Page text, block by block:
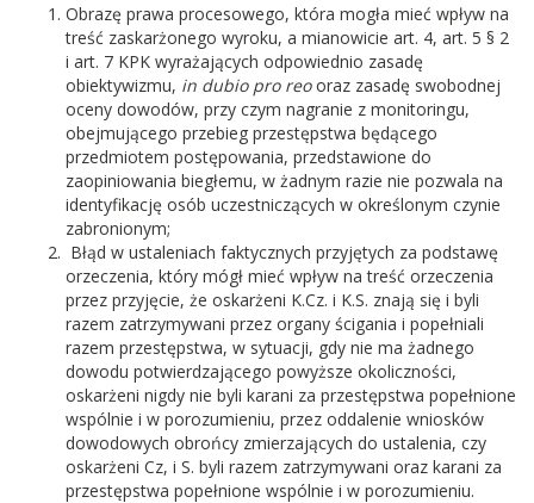
Obrazę prawa procesowego, która mogła mieć wpływ na
treść zaskarżonego wyroku, a mianowicie art. 4, art. 5 § 2
i art. 7 KPK wyrażających odpowiednio zasadę
obiektywizmu, in dubio pro reooraz zasadę swobodnej
oceny dowodów, przy czym nagranie z monitoringu,
obejmującego przebieg przestępstwa będącego
przedmiotem postępowania, przedstawione do
zaopiniowania biegłemu, w żadnym razie nie pozwala na
identyfikację osób uczestniczących w określonym czynie
zabronionym;
Błąd w ustaleniach faktycznych przyjętych za podstawę
orzeczenia, który mógł mieć wpływ na treść orzeczenia
przez przyjęcie, że oskarżeni K.Cz. i K.S. znają się i byli
razem zatrzymywani przez organy ścigania i popełniali
razem przestępstwa, w sytuacji, gdy nie ma żadnego
dowodu potwierdzającego powyższe okoliczności,
oskarżeni nigdy nie byli karani za przestępstwa popełnione
wspólnie i w porozumieniu, przez oddalenie wniosków
dowodowych obrońcy zmierzających do ustalenia, czy
oskarżeni Cz, i S. byli razem zatrzymywani oraz karani za
przestępstwa popełnione wspólnie i w porozumieniu.